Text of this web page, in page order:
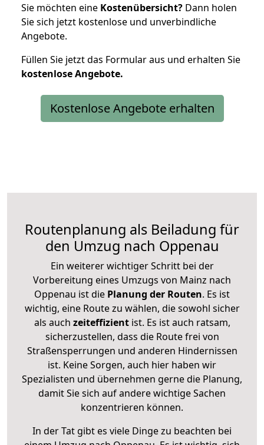
Sie möchten eine Kostenübersicht? Dann holen
Sie sich jetzt kostenlose und unverbindliche
Angebote.
Füllen Sie jetzt das Formular aus und erhalten Sie
kostenloseAngebote.
Kostenlose Angebote erhalten
Routenplanung als Beiladung für
den Umzug nach Oppenau
Ein weiterer wichtiger Schritt bei der
Vorbereitung eines Umzugs von Mainz nach
Oppenau ist die Planung der Routen. Es ist
wichtig, eine Route zu wählen, die sowohl sicher
als auch zeiteffizientist. Es ist auch ratsam,
sicherzustellen, dass die Route frei von
Straßensperrungen und anderen Hindernissen
ist. Keine Sorgen, auch hier haben wir
Spezialisten und übernehmen gerne die Planung,
damit Sie sich auf andere wichtige Sachen
konzentrieren können.
In der Tat gibt es viele Dinge zu beachten bei